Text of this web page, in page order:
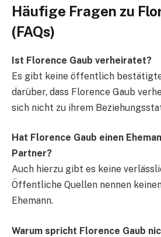
Häufige Fragen zu
(FAQs)
Ist Florence Gaub verheiratet?
Es gibt keine öffentlich
darüber, dass Florence Gaub
sich nicht zu ihrem
Hat Florence Gaub einen
Partner?
Auch hierzu gibt es keine
Öffentliche Quellen nennen
Ehemann.
Warum spricht Florence Gaub